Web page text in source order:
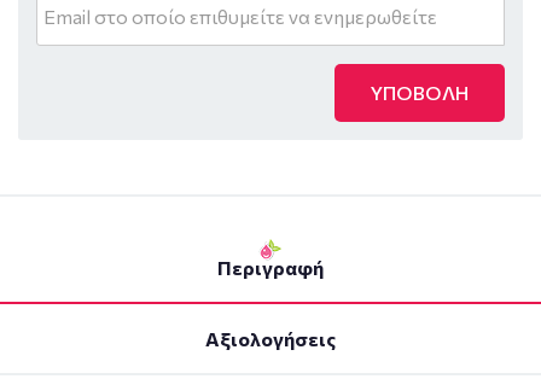
ΥΠΟΒΟΛΗ
Περιγραφή
Αξιολογήσεις